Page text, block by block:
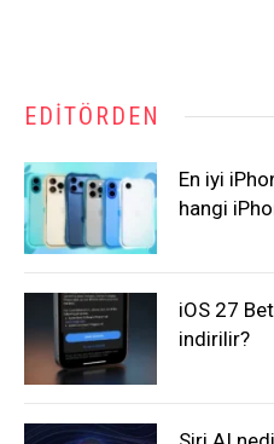
EDITÖRDEN
En iyi
hangi
iOS 27
indirilir?